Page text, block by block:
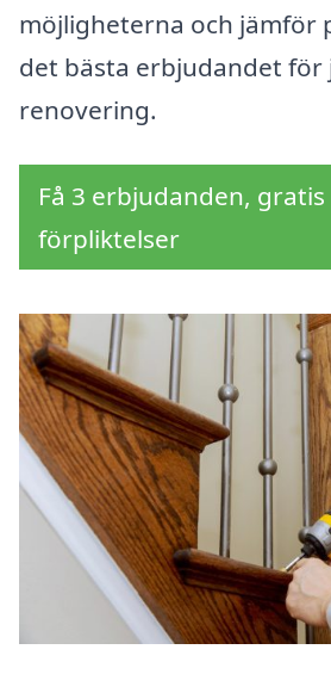
möjligheterna och jämför
det bästa erbjudandet för
renovering.
Få 3 erbjudanden,
förpliktelser